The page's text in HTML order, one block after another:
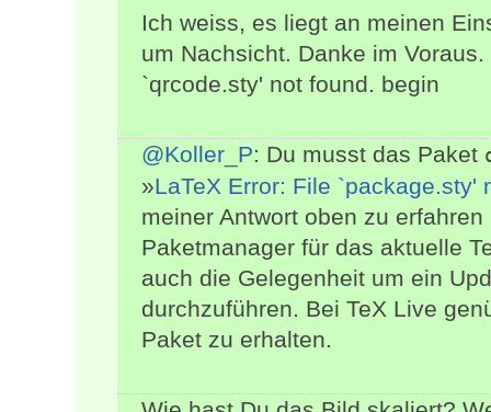
Ich weiss, es liegt an meinen
um Nachsicht. Danke im
`qrcode.sty' not found. begin
@Koller_P: Du musst das Paket
»LaTeX Error: File `package.sty'
meiner Antwort oben zu
Paketmanager für das aktuelle
auch die Gelegenheit um ein
durchzuführen. Bei TeX Live
Paket zu erhalten.